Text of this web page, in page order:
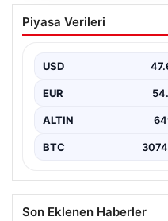
CANLI |
Maç Önizlemesi ve
yaşanıyor. Bohemians
2026…
Piyasa Verileri
USD
EUR
ALTIN
BTC
Son Eklenen Haberler